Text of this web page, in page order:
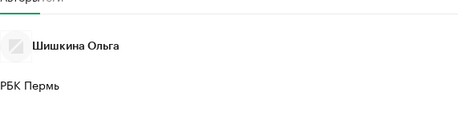
Шишкина Ольга
РБК Пермь